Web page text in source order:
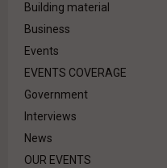
Building material
Business
Events
EVENTS COVERAGE
Government
Interviews
News
OUR EVENTS